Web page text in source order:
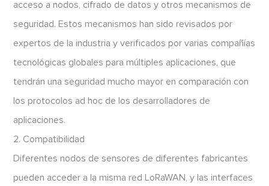
acceso a nodos, cifrado de datos y otros mecanismos de
seguridad. Estos mecanismos han sido revisados por
expertos de la industria y verificados por varias compañías
tecnológicas globales para múltiples aplicaciones, que
tendrán una seguridad mucho mayor en comparación con
los protocolos ad hoc de los desarrolladores de
aplicaciones.
2. Compatibilidad
Diferentes nodos de sensores de diferentes fabricantes
pueden acceder a la misma red LoRaWAN, y las interfaces